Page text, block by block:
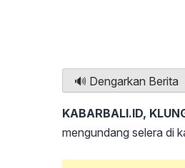
🔊 Dengarkan Berita
KABARBALI.ID,
mengundang selera di